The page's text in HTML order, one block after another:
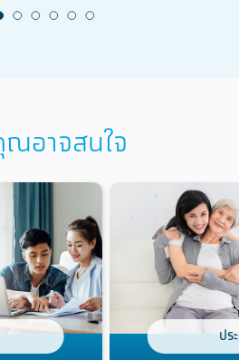
อาจสนใจ
ปร